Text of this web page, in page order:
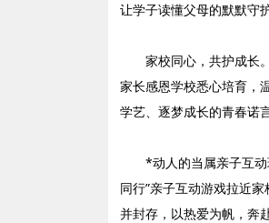
让学子读懂父母的默默守
家校同心，共护成长
家长感恩学校悉心培育，
学艺、逐梦成长的青春诺言
*动人的当属亲子互
同行”亲子互动游戏拉近
并封存，以热爱为帆，奔